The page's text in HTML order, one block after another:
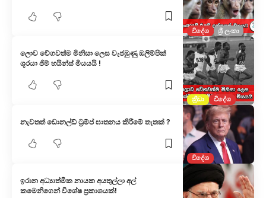
විදේශ ශ්‍රී ලංකා
ක්‍රීඩා විදේශ
ලොව වේගවත්ම මිනිසා ලෙස වැජඹුණු ඔලිම්පික්
ශූරයා ජිම් හයින්ස් මියයයි !
විදේශ
නැවතත් ඩොනල්ඩ් ට්‍රම්ප් ඝාතනය කිරීමේ තැතක් ?
ඉරාන අධ්‍යාත්මික නායක අයතුල්ලා අල්
කමෙනිගෙන් විශේෂ ප්‍රකාශයක්!